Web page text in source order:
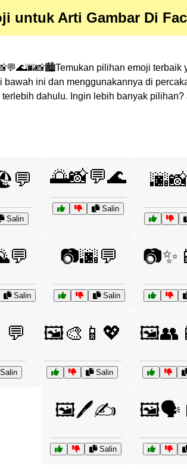
untuk Arti Gambar Di
pilihan emoji terbaik
bawah ini dan menggunakannya di
dahulu. Ingin lebih banyak
Salin
🌅📸💬🌊
Salin
Salin
📷🌆💬
Salin
🖼️🎨📱💖
Salin
🖼️🖊️✍️
Salin